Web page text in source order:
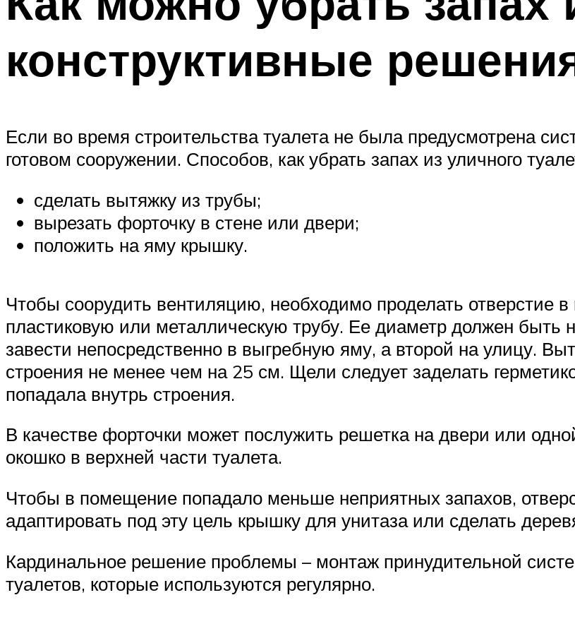
конструктивные
Если во время строительства туалета не была предусмотрена
готовом сооружении. Способов, как убрать запах из уличного
сделать вытяжку из трубы;
вырезать форточку в стене или двери;
положить на яму крышку.
Чтобы соорудить вентиляцию, необходимо проделать отверстие
пластиковую или металлическую трубу. Ее диаметр должен
завести непосредственно в выгребную яму, а второй на улицу.
строения не менее чем на 25 см. Щели следует заделать
попадала внутрь строения.
В качестве форточки может послужить решетка на двери или
окошко в верхней части туалета.
Чтобы в помещение попадало меньше неприятных запахов,
адаптировать под эту цель крышку для унитаза или сделать
Кардинальное решение проблемы – монтаж принудительной
туалетов, которые используются регулярно.